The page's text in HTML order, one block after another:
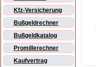
Kfz-Versicherung
Bußgeldrechner
Bußgeldkatalog
Promillerechner
Kaufvertrag